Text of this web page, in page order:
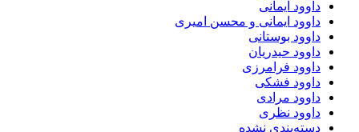
داوود ایمانی
داوود ایمانی و محسن امیری
داوود بوستانی
داوود حیدریان
داوود فرامرزی
داوود فشکی
داوود مرادی
داوود نظری
دسته‌بندی نشده